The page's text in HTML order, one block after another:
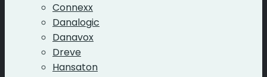
Connexx
Danalogic
Danavox
Dreve
Hansaton